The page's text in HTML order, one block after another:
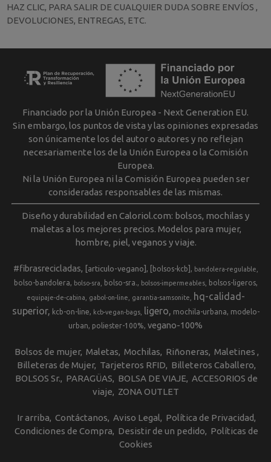
HAZ CLIC, PARA SALIR DE CUALQUIER DUDA SOBRE ENVÍOS ,
DEVOLUCIONES, ENTREGAS, ETC.
Financiado por la Unión Europea - Next Generation EU.
Sin embargo, los puntos de vista y las opiniones expresadas
son únicamente los del autor o autores y no reflejan
necesariamente los de la Unión Europea o la Comisión
Europea.
Ni la Unión Europea ni la Comisión Europea pueden ser
consideradas responsables de las mismas.
Diseño y durabilidad en Caloriol.com: bolsos, mochilas y
maletas a los mejores precios. Modelos para mujer,
hombre, piel, veganos y viaje.
#fibrasrecicladas [articulo-vegano] [bolsos-kcb] bandolera-regulable
bolso-bandolera bolso-sra bolso-sra. bolsos-impermeables bolsos-ligeros
equipaje-de-cabina gabol-on-line garantia-samsonite
hq-calidad-
superior
kcb-on-line kcb-vegan-bags ligero mochila-urbana
modelo-
urban
poliester-100% vegano-100%
Bolsos de mujer Maletas Mochilas Riñoneras Maletines
Billeteras de Mujer Tarjeteros RFID
Billeteros Caballero
BOLSOS Sr.
PARAGÜAS BOLSA DE VIAJE ACCESORIOS de
viaje
ZONA OUTLET
Ir arriba Contáctanos Aviso Legal
Política de Privacidad
Condiciones de Compra
Desistir de un pedido
Políticas de
Cookies